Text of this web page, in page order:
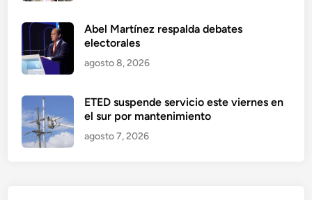
Abel Martínez respalda debates
electorales
agosto 8, 2026
ETED suspende servicio este viernes en
el sur por mantenimiento
agosto 7, 2026